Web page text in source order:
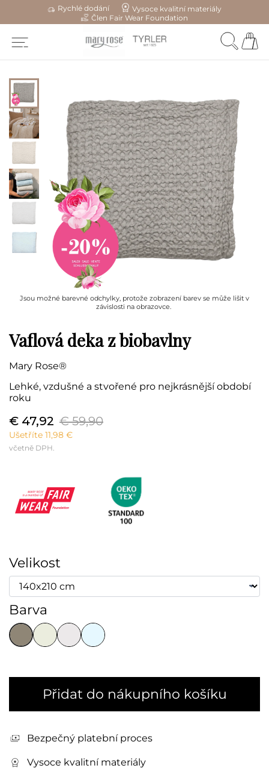
Rychlé dodání
Vysoce kvalitní materiály
Člen Fair Wear Foundation
Jsou možné barevné odchylky, protože zobrazení barev se může lišit v
závislosti na obrazovce.
Vaflová deka z biobavlny
Mary Rose®
Lehké, vzdušné a stvořené pro nejkrásnější období
roku
€ 47,92 € 59,90
Ušetříte 11,98 €
včetně DPH.
Velikost
Barva
Přidat do nákupního košíku
Bezpečný platební proces
Vysoce kvalitní materiály